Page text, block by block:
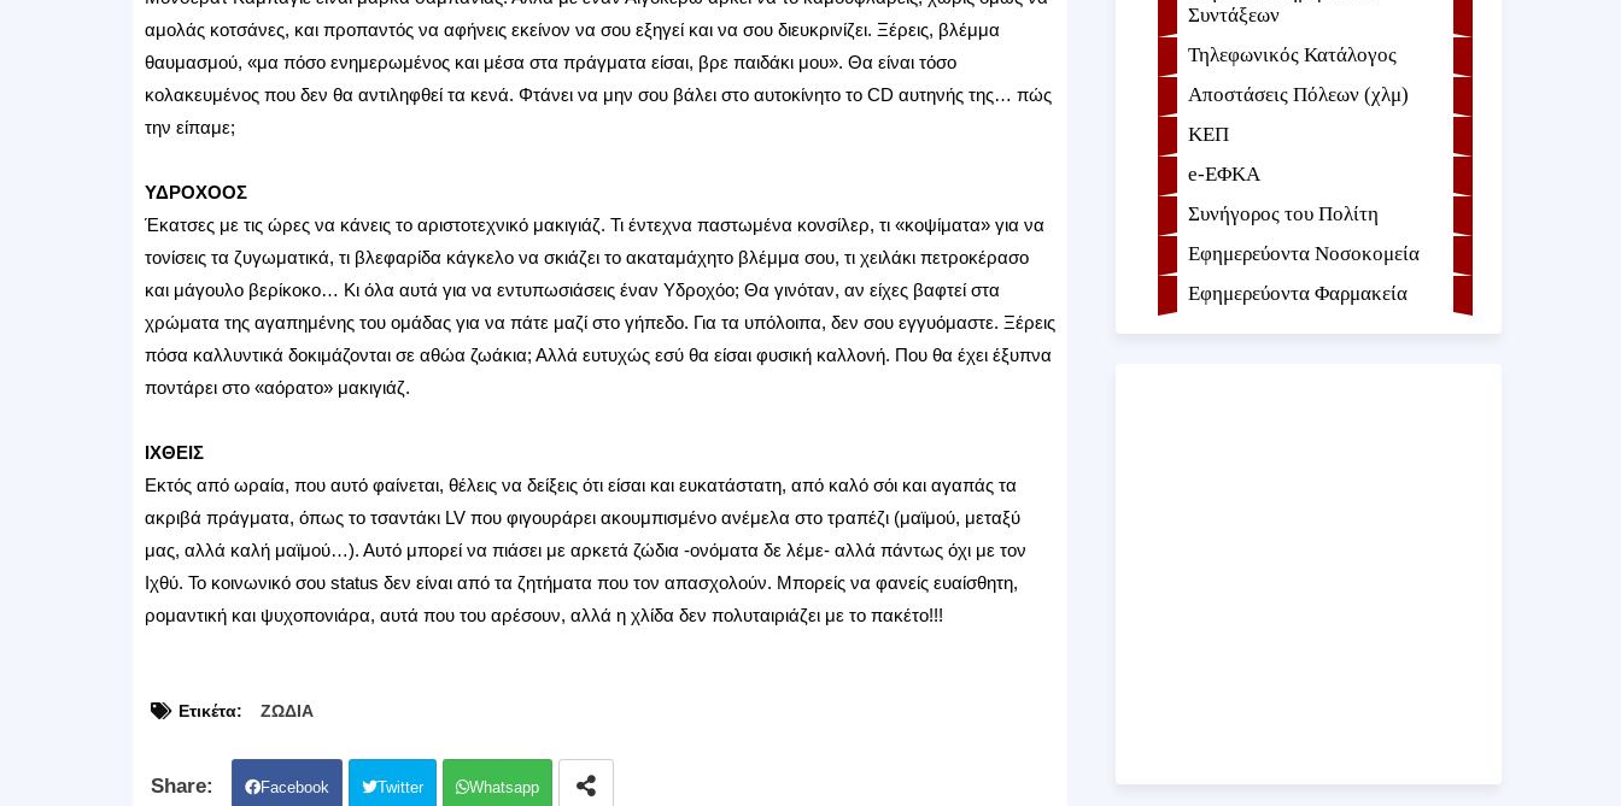
αμολάς κοτσάνες, και προπαντός να αφήνεις εκείνον να σου εξηγεί και να σου διευκρινίζει. Ξέρεις, βλέμμα
θαυμασμού, «μα πόσο ενημερωμένος και μέσα στα πράγματα είσαι, βρε παιδάκι μου». Θα είναι τόσο
κολακευμένος που δεν θα αντιληφθεί τα κενά. Φτάνει να μην σου βάλει στο αυτοκίνητο το CD αυτηνής της… πώς
την είπαμε;
ΥΔΡΟΧΟΟΣ
Έκατσες με τις ώρες να κάνεις το αριστοτεχνικό μακιγιάζ. Τι έντεχνα παστωμένα κονσίλερ, τι «κοψίματα» για να
τονίσεις τα ζυγωματικά, τι βλεφαρίδα κάγκελο να σκιάζει το ακαταμάχητο βλέμμα σου, τι χειλάκι πετροκέρασο
και μάγουλο βερίκοκο… Κι όλα αυτά για να εντυπωσιάσεις έναν Υδροχόο; Θα γινόταν, αν είχες βαφτεί στα
χρώματα της αγαπημένης του ομάδας για να πάτε μαζί στο γήπεδο. Για τα υπόλοιπα, δεν σου εγγυόμαστε. Ξέρεις
πόσα καλλυντικά δοκιμάζονται σε αθώα ζωάκια; Αλλά ευτυχώς εσύ θα είσαι φυσική καλλονή. Που θα έχει έξυπνα
ποντάρει στο «αόρατο» μακιγιάζ.
ΙΧΘΕΙΣ
Εκτός από ωραία, που αυτό φαίνεται, θέλεις να δείξεις ότι είσαι και ευκατάστατη, από καλό σόι και αγαπάς τα
ακριβά πράγματα, όπως το τσαντάκι LV που φιγουράρει ακουμπισμένο ανέμελα στο τραπέζι (μαϊμού, μεταξύ
μας, αλλά καλή μαϊμού…). Αυτό μπορεί να πιάσει με αρκετά ζώδια -ονόματα δε λέμε- αλλά πάντως όχι με τον
Ιχθύ. Το κοινωνικό σου status δεν είναι από τα ζητήματα που τον απασχολούν. Μπορείς να φανείς ευαίσθητη,
ρομαντική και ψυχοπονιάρα, αυτά που του αρέσουν, αλλά η χλίδα δεν πολυταιριάζει με το πακέτο!!!
Ετικέτα: ΖΩΔΙΑ
Facebook Twitter Whatsapp
Συντάξεων
Τηλεφωνικός Κατάλογος
Αποστάσεις Πόλεων (χλμ)
ΚΕΠ
e-ΕΦKA
Συνήγορος του Πολίτη
Εφημερεύοντα Νοσοκομεία
Εφημερεύοντα Φαρμακεία